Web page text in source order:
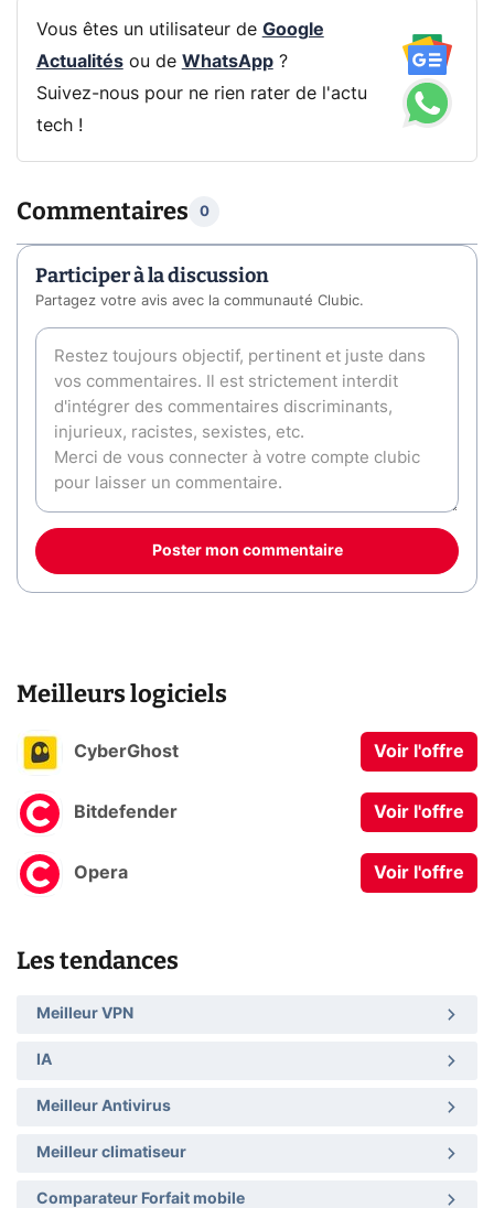
Vous êtes un utilisateur de Google
Actualitésou de WhatsApp?
Suivez-nous pour ne rien rater de l'actu
tech !
Commentaires 0
Participer à la discussion
Partagez votre avis avec la communauté Clubic.
Poster mon commentaire
Meilleurs logiciels
CyberGhost Voir l'offre
Bitdefender Voir l'offre
Opera Voir l'offre
Les tendances
Meilleur VPN
IA
Meilleur Antivirus
Meilleur climatiseur
Comparateur Forfait mobile